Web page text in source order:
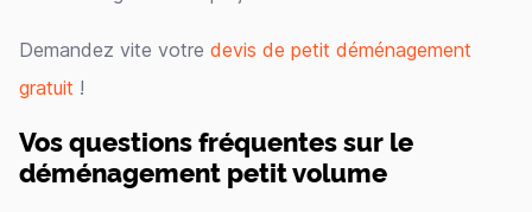
Demandez vite votre devis de petit déménagement
gratuit !
Vos questions fréquentes sur le
déménagement petit volume